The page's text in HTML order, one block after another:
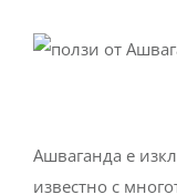
Ашваганда е
известно с